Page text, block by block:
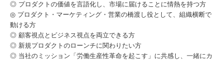
◎ プロダクトの価値を言語化し、市場に届けることに情熱を持つ方
◎ プロダクト・マーケティング・営業の橋渡し役として、組織横断で
動ける方
◎ 顧客視点とビジネス視点を両立できる方
◎ 新規プロダクトのローンチに関わりたい方
◎ 当社のミッション「労働生産性革命を起こす」に共感し、一緒にカ